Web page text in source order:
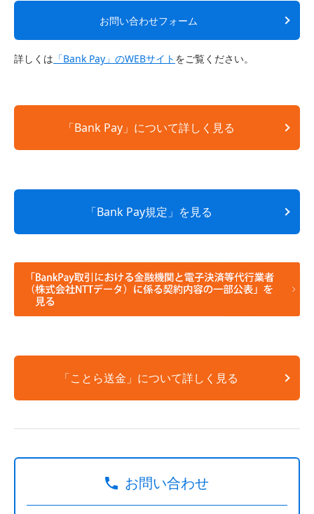
お問い合わせフォーム
詳しくは 「Bank Pay」のWEBサイト をご覧ください。
「Bank Pay」について詳しく見る
「Bank Pay規定」を見る
「ことら送金」について詳しく見る
お問い合わせ